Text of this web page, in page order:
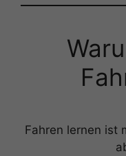
Fahren lernen ist